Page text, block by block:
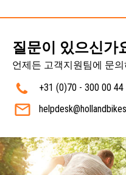
질문이 있으신가
언제든 고객지원팀에 문의
+31 (0)70 - 300 00 44